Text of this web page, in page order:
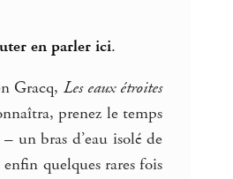
en parler ici.
Gracq, Les eaux étroites
prenez le temps
un bras d’eau isolé de
quelques rares fois